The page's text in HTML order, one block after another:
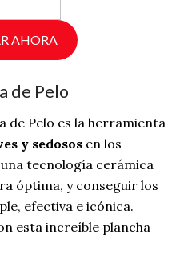
AHORA
de Pelo
de Pelo es la herramienta
y sedosos en los
tecnología cerámica
óptima, y conseguir los
efectiva e icónica.
esta increíble plancha